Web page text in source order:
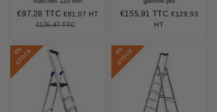
Prix
réduit
€97,28 TTC€97,28
€81,07 HT
Prix
€126,47 TTC€126,47
Prix
€155,91 TTC €155,91
€129,93
HT
E
N
S
T
O
C
K E
N
S
T
O
C
K